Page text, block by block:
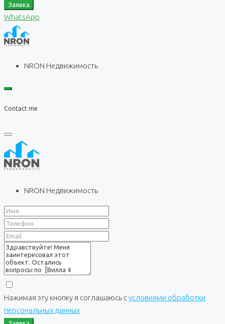
Заявка
WhatsApp
NRON Недвижимость
Contact me
NRON Недвижимость
Нажимая эту кнопку я соглашаюсь сусловиями обработки
персональных данных